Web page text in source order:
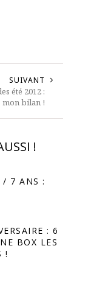
SUIVANT
été 2012 :
mon bilan !
!
/ 7 ANS :
: 6
BOX LES
!